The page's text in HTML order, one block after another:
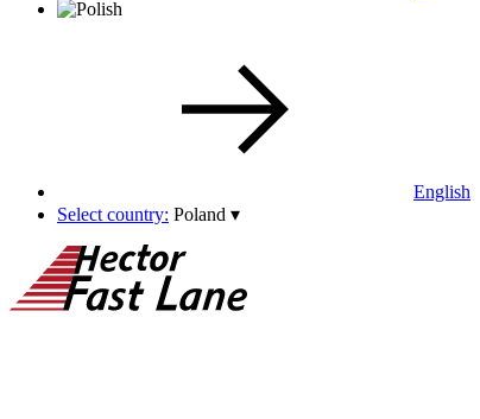
English
Select country: Poland ▾